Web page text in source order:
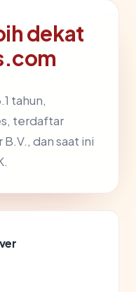
dekat
tahun,
terdaftar
dan saat ini